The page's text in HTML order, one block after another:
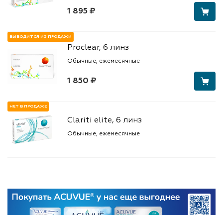
1 895 ₽
ВЫВОДИТСЯ ИЗ ПРОДАЖИ
1 850 ₽
Proclear, 6 линз
Обычные, ежемесячные
НЕТ В ПРОДАЖЕ
Clariti elite, 6 линз
Обычные, ежемесячные